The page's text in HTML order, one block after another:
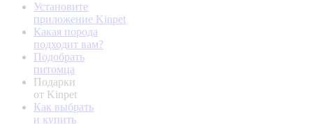
Установите
приложение Kinpet
Какая порода
подходит вам?
Подобрать
питомца
Подарки
от Kinpet
Как выбрать
и купить